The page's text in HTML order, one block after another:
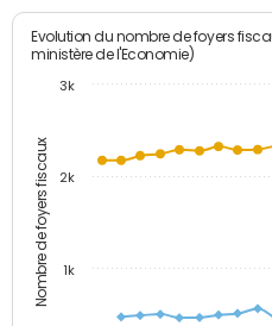
Nombre de foyers fiscaux
Evolution du nombre de foyers
ministère de l'Economie)
1k
2k
3k